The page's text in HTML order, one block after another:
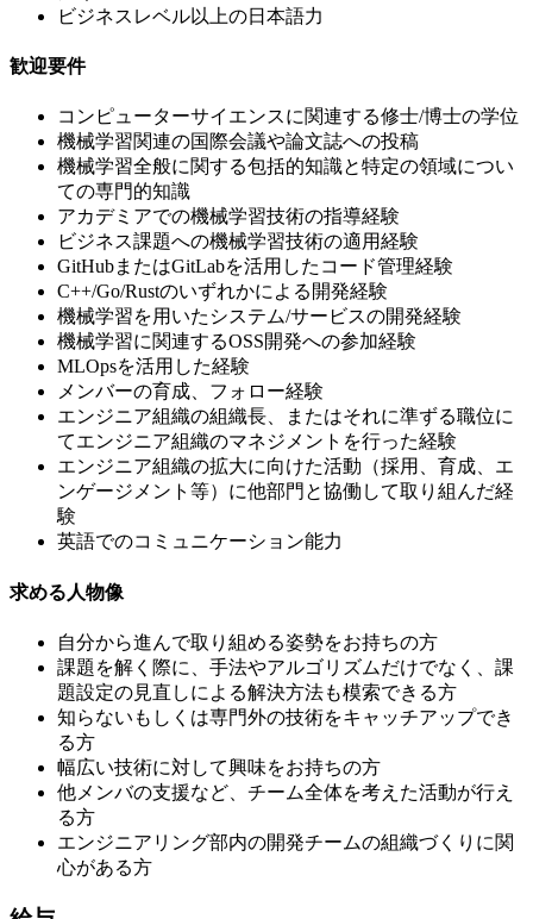
ビジネスレベル以上の日本語力
歓迎要件
コンピューターサイエンスに関連する修士/博士の学位
機械学習関連の国際会議や論文誌への投稿
機械学習全般に関する包括的知識と特定の領域につい
ての専門的知識
アカデミアでの機械学習技術の指導経験
ビジネス課題への機械学習技術の適用経験
GitHubまたはGitLabを活用したコード管理経験
C++/Go/Rustのいずれかによる開発経験
機械学習を用いたシステム/サービスの開発経験
機械学習に関連するOSS開発への参加経験
MLOpsを活用した経験
メンバーの育成、フォロー経験
エンジニア組織の組織長、またはそれに準ずる職位に
てエンジニア組織のマネジメントを行った経験
エンジニア組織の拡大に向けた活動（採用、育成、エ
ンゲージメント等）に他部門と協働して取り組んだ経
験
英語でのコミュニケーション能力
求める人物像
自分から進んで取り組める姿勢をお持ちの方
課題を解く際に、手法やアルゴリズムだけでなく、課
題設定の見直しによる解決方法も模索できる方
知らないもしくは専門外の技術をキャッチアップでき
る方
幅広い技術に対して興味をお持ちの方
他メンバの支援など、チーム全体を考えた活動が行え
る方
エンジニアリング部内の開発チームの組織づくりに関
心がある方